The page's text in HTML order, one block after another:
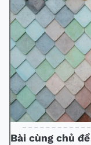
Bài cùng chủ đề